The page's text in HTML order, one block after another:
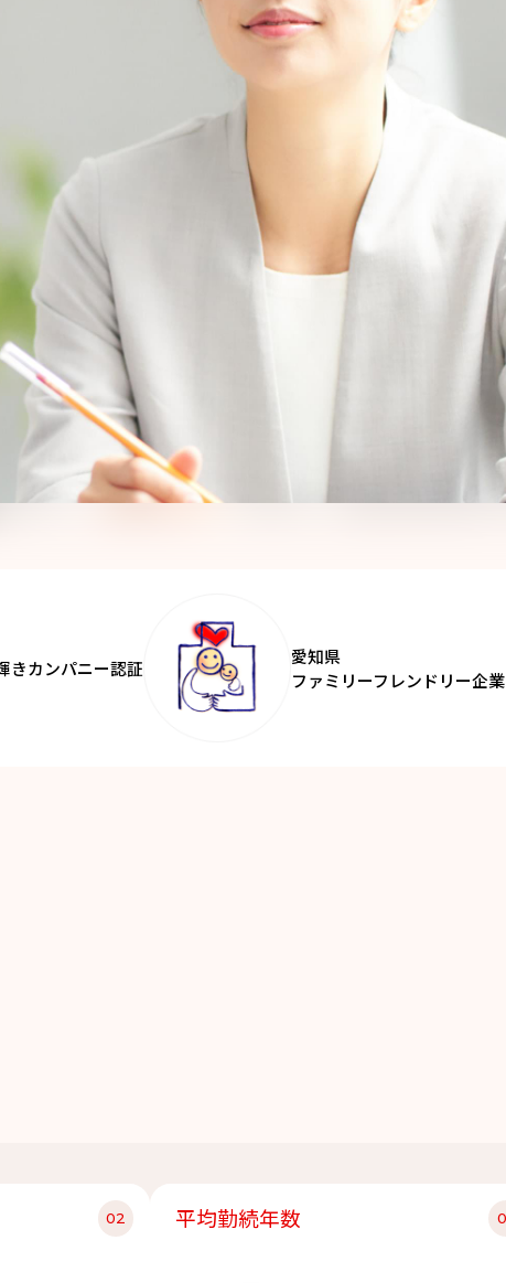
きカンパニー認証
愛知県
ファミリーフレンドリー企業
平均勤続年数